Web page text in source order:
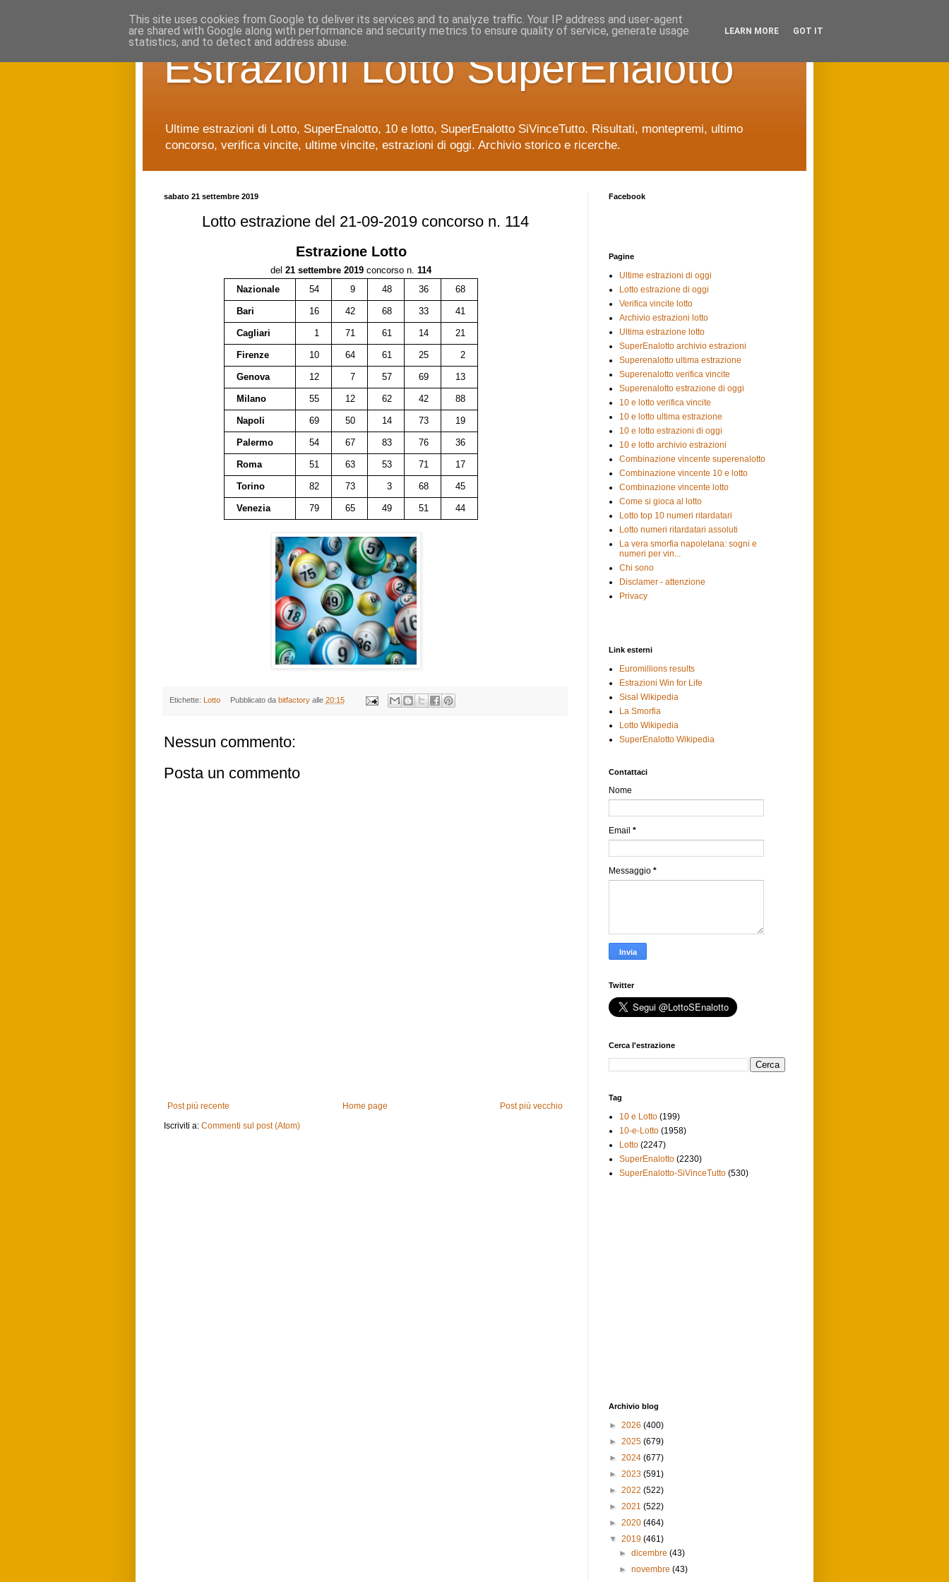
Estrazioni Lotto SuperEnalotto
Ultime estrazioni di Lotto, SuperEnalotto, 10 e lotto, SuperEnalotto SiVinceTutto. Risultati, montepremi, ultimo
concorso, verifica vincite, ultime vincite, estrazioni di oggi. Archivio storico e ricerche.
sabato 21 settembre 2019
Lotto estrazione del 21-09-2019 concorso n. 114
Estrazione Lotto
del 21 settembre 2019 concorso n. 114
Nazionale
54 9 48 36 68
Bari 16 42 68 33 41
Cagliari 1 71 61 14 21
Firenze 10 64 61 25 2
Genova 12 7 57 69 13
Milano 55 12 62 42 88
Napoli 69 50 14 73 19
Palermo 54 67 83 76 36
Roma 51 63 53 71 17
Torino 82 73 3 68 45
Venezia 79 65 49 51 44
Etichette: Lotto Pubblicato da bitfactory alle 20:15
Nessun commento:
Posta un commento
Post più recente Post più vecchio
Home page
Iscriviti a: Commenti sul post (Atom)
Facebook
Pagine
Ultime estrazioni di oggi
Lotto estrazione di oggi
Verifica vincite lotto
Archivio estrazioni lotto
Ultima estrazione lotto
SuperEnalotto archivio estrazioni
Superenalotto ultima estrazione
Superenalotto verifica vincite
Superenalotto estrazione di oggi
10 e lotto verifica vincite
10 e lotto ultima estrazione
10 e lotto estrazioni di oggi
10 e lotto archivio estrazioni
Combinazione vincente superenalotto
Combinazione vincente 10 e lotto
Combinazione vincente lotto
Come si gioca al lotto
Lotto top 10 numeri ritardatari
Lotto numeri ritardatari assoluti
La vera smorfia napoletana: sogni e
numeri per vin...
Chi sono
Disclamer - attenzione
Privacy
Link esterni
Euromillions results
Estrazioni Win for Life
Sisal Wikipedia
La Smorfia
Lotto Wikipedia
SuperEnalotto Wikipedia
Contattaci
Nome
Email *
Messaggio *
Twitter
Cerca l'estrazione
Tag
10 e Lotto (199)
10-e-Lotto (1958)
Lotto (2247)
SuperEnalotto (2230)
SuperEnalotto-SiVinceTutto (530)
Archivio blog
► 2026 (400)
► 2025 (679)
► 2024 (677)
► 2023 (591)
► 2022 (522)
► 2021 (522)
► 2020 (464)
▼ 2019 (461)
►dicembre(43)
►novembre(43)
This site uses cookies from Google to deliver its services and to analyze traffic. Your IP address and user-agent
are shared with Google along with performance and security metrics to ensure quality of service, generate usage
statistics, and to detect and address abuse.
LEARN MORE GOT IT